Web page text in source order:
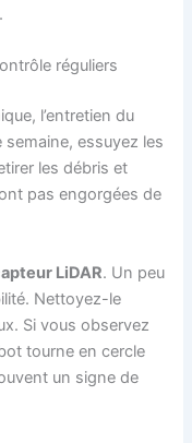
réguliers
l’entretien du
semaine, essuyez les
les débris et
pas engorgées de
LiDAR. Un peu
Nettoyez-le
Si vous observez
tourne en cercle
un signe de